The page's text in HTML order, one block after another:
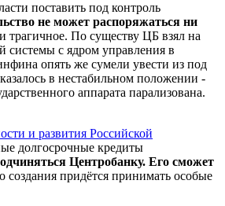
поставить под контроль
не может распоряжаться ни
трагичное. По существу ЦБ взял на
системы с ядром управления в
опять же сумели увести из под
в нестабильном положении -
аппарата парализована.
и развития Российской
долгосрочные кредиты
Центробанку. Его сможет
создания придётся принимать особые